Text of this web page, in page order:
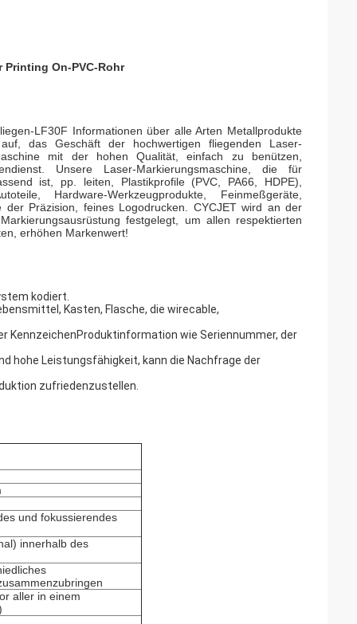
On-PVC-Rohr
LF30F Informationen über alle Arten Metallprodukte
das Geschäft der hochwertigen fliegenden Laser-
mit der hohen Qualität, einfach zu benützen,
Unsere Laser-Markierungsmaschine, die für
ist, pp. leiten, Plastikprofile (PVC, PA66, HDPE),
Hardware-Werkzeugprodukte, Feinmeßgeräte,
der Präzision, feines Logodrucken. CYCJET wird an der
festgelegt, um allen respektierten
erhöhen Markenwert!
kodiert.
Kasten, Flasche, die wirecable,
KennzeichenProduktinformation wie Seriennummer, der
hohe Leistungsfähigkeit, kann die Nachfrage der
zufriedenzustellen.
und fokussierendes
innerhalb des
aller in einem